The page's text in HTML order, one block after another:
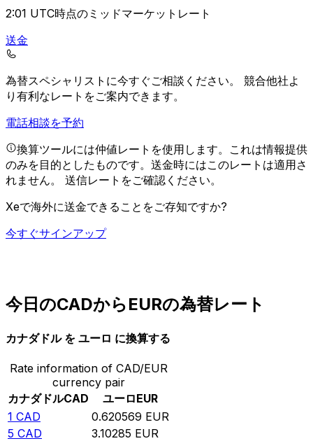
2:01 UTC時点のミッドマーケットレート
送金
為替スペシャリストに今すぐご相談ください。 競合他社よ
り有利なレートをご案内できます。
電話相談を予約
換算ツールには仲値レートを使用します。これは情報提供
のみを目的としたものです。送金時にはこのレートは適用さ
れません。 送信レートをご確認ください。
Xeで海外に送金できることをご存知ですか?
今すぐサインアップ
今日のCADからEURの為替レート
カナダドル を ユーロ に換算する
Rate information of CAD/EUR
currency pair
カナダドルCAD ユーロEUR
1 CAD 0.620569 EUR
5 CAD 3.10285 EUR